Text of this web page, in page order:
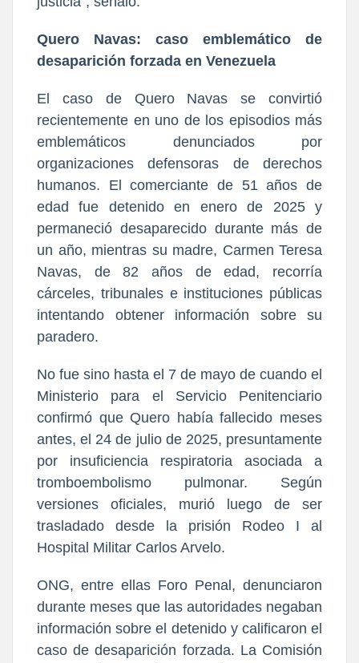
Quero Navas: caso emblemático de
desaparición forzada en Venezuela
El caso de Quero Navas se convirtió
recientemente en uno de los episodios más
emblemáticos denunciados por
organizaciones defensoras de derechos
humanos. El comerciante de 51 años de
edad fue detenido en enero de 2025 y
permaneció desaparecido durante más de
un año, mientras su madre, Carmen Teresa
Navas, de 82 años de edad, recorría
cárceles, tribunales e instituciones públicas
intentando obtener información sobre su
paradero.
No fue sino hasta el 7 de mayo de cuando el
Ministerio para el Servicio Penitenciario
confirmó que Quero había fallecido meses
antes, el 24 de julio de 2025, presuntamente
por insuficiencia respiratoria asociada a
tromboembolismo pulmonar. Según
versiones oficiales, murió luego de ser
trasladado desde la prisión Rodeo I al
Hospital Militar Carlos Arvelo.
ONG, entre ellas Foro Penal, denunciaron
durante meses que las autoridades negaban
información sobre el detenido y calificaron el
caso de desaparición forzada. La Comisión